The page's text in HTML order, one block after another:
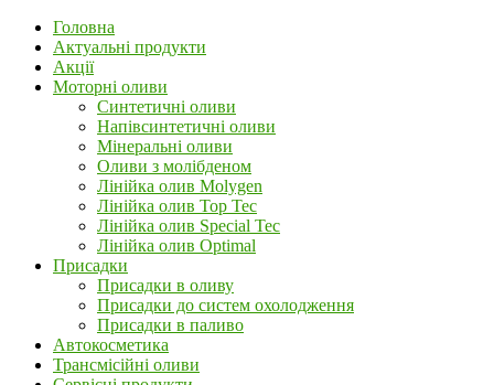
Головна
Актуальні продукти
Акції
Моторні оливи
Синтетичні оливи
Напівсинтетичні оливи
Мінеральні оливи
Оливи з молібденом
Лінійка олив Molygen
Лінійка олив Top Tec
Лінійка олив Special Tec
Лінійка олив Optimal
Присадки
Присадки в оливу
Присадки до систем охолодження
Присадки в паливо
Автокосметика
Трансмісійні оливи